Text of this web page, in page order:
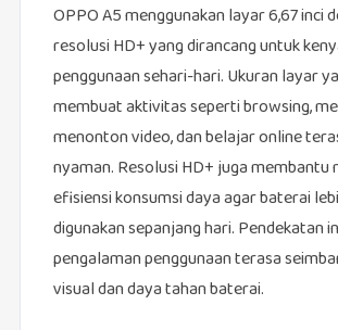
OPPO A5 menggunakan layar 6,67 inci
resolusi HD+ yang dirancang untuk
penggunaan sehari-hari. Ukuran layar
membuat aktivitas seperti browsing,
menonton video, dan belajar online
nyaman. Resolusi HD+ juga membantu
efisiensi konsumsi daya agar baterai
digunakan sepanjang hari. Pendekatan
pengalaman penggunaan terasa
visual dan daya tahan baterai.